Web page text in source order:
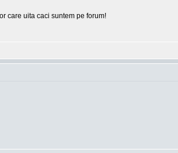
care uita caci suntem pe forum!